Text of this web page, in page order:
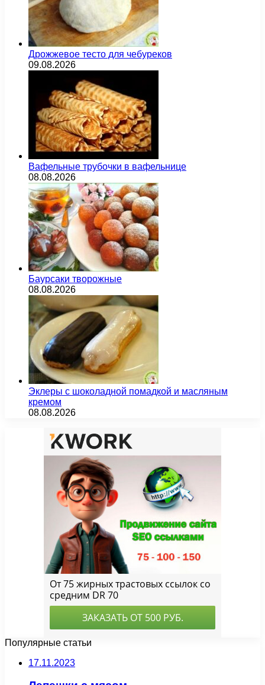
Дрожжевое тесто для чебуреков
09.08.2026
Вафельные трубочки в вафельнице
08.08.2026
Баурсаки творожные
08.08.2026
Эклеры с шоколадной помадкой и масляным
кремом
08.08.2026
Популярные статьи
17.11.2023